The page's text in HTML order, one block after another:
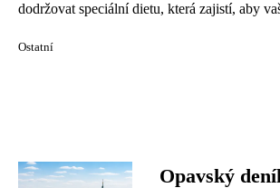
dodržovat speciální dietu, která zajistí, aby
Ostatní
Opavský